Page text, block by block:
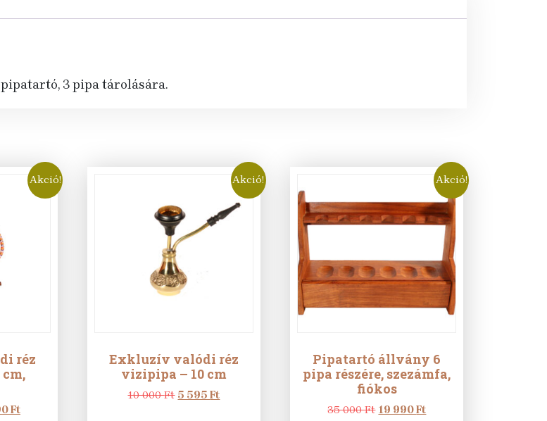
3 pipa tárolására.
Akció!
réz
FtCurrent
Akció!
Exkluzív valódi réz
vizipipa – 10 cm
10 000Ft Original
5 595FtCurrent
Akció!
Pipatartó állvány 6
pipa részére, szezámfa,
fiókos
35 000Ft Original
19 990FtCurrent